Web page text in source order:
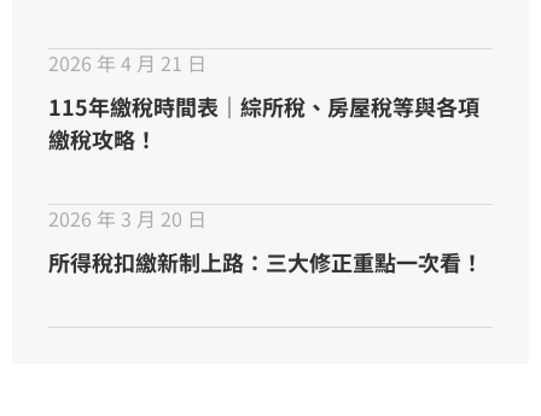
115年繳稅時間表｜綜所稅、房屋稅等與各項
繳稅攻略！
2026 年 4 月 21 日
所得稅扣繳新制上路：三大修正重點一次看！
2026 年 3 月 20 日